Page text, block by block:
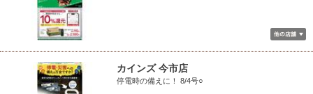
カインズ 今市店
停電時の備えに！ 8/4号○